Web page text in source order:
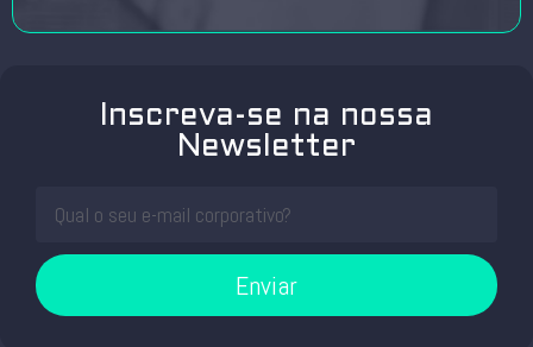
Inscreva-se na nossa
Newsletter
Enviar